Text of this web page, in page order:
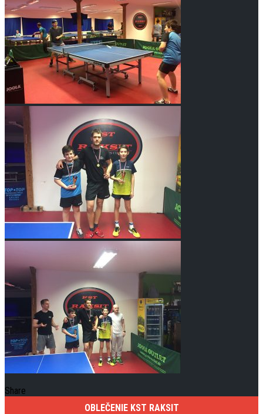
Share
OBLEČENIE KST RAKSIT